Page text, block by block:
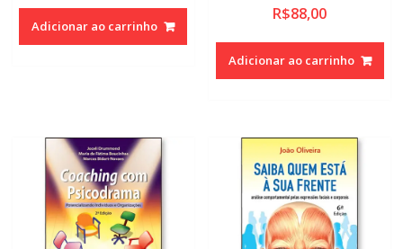
Adicionar ao carrinho
R$88,00
Adicionar ao carrinho